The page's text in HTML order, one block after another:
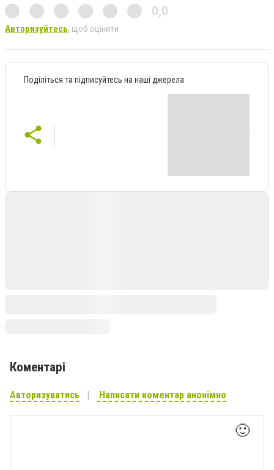
0,0
Авторизуйтесь, щоб оцінити
Поділіться та підписуйтесь на наші джерела
Коментарі
Авторизуватись Написати коментар анонімно
🙂